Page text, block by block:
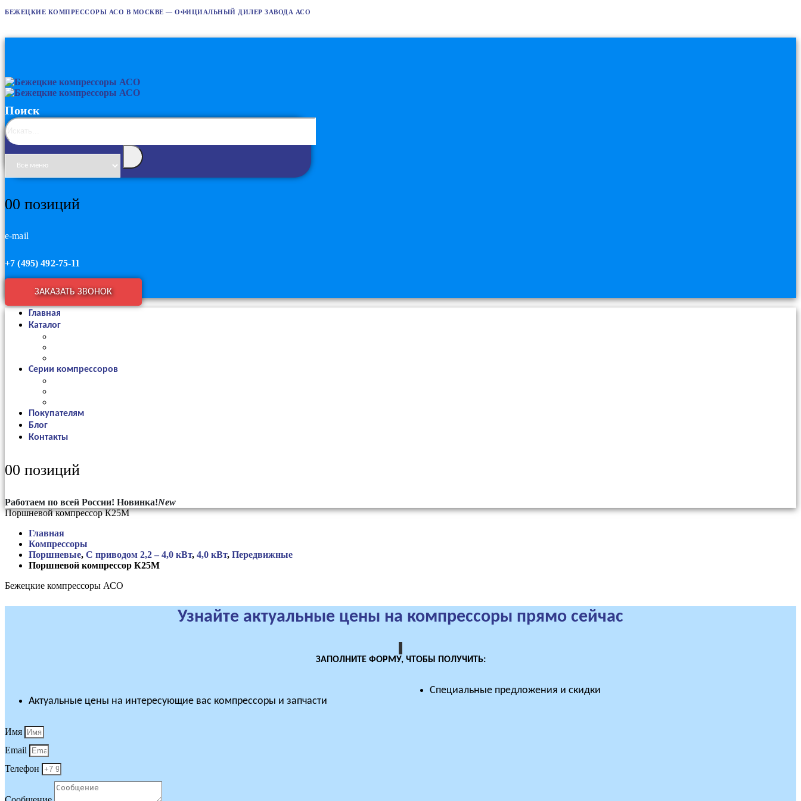
БЕЖЕЦКИЕ КОМПРЕССОРЫ АСО В МОСКВЕ — ОФИЦИАЛЬНЫЙ ДИЛЕР ЗАВОДА АСО
Поиск
00 позиций
e-mail
+7 (495) 492-75-11
ЗАКАЗАТЬ ЗВОНОК
Главная
Каталог
Серии компрессоров
Покупателям
Блог
Контакты
00 позиций
Работаем по всей России! Новинка!New
Поршневой компрессор К25М
Главная
Компрессоры
Поршневые, С приводом 2,2 – 4,0 кВт, 4,0 кВт, Передвижные
Поршневой компрессор К25М
Бежецкие компрессоры АСО
Узнайте актуальные цены на компрессоры прямо сейчас
ЗАПОЛНИТЕ ФОРМУ, ЧТОБЫ ПОЛУЧИТЬ:
Актуальные цены на интересующие вас компрессоры и запчасти
Специальные предложения и скидки
Имя
Email
Телефон